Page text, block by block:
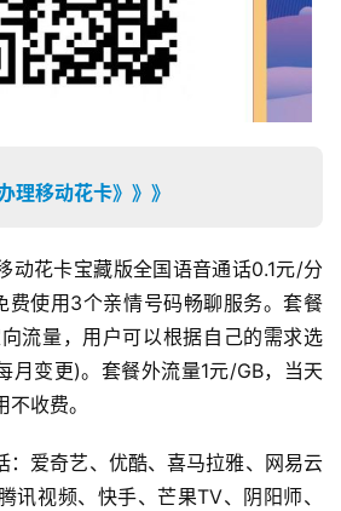
理移动花卡》》》
动花卡宝藏版全国语音通话0.1元/分
费使用3个亲情号码畅聊服务。套餐
流量，用户可以根据自己的需求选
月变更)。套餐外流量1元/GB，当天
收费。
：爱奇艺、优酷、喜马拉雅、网易云
讯视频、快手、芒果TV、阴阳师、